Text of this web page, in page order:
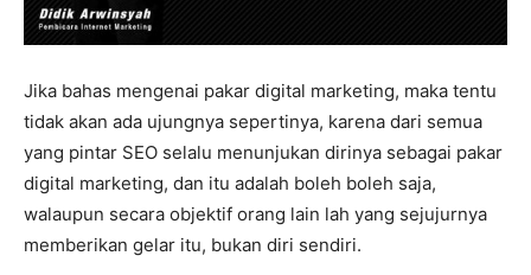
Jika bahas mengenai pakar digital marketing, maka tentu
tidak akan ada ujungnya sepertinya, karena dari semua
yang pintar SEO selalu menunjukan dirinya sebagai pakar
digital marketing, dan itu adalah boleh boleh saja,
walaupun secara objektif orang lain lah yang sejujurnya
memberikan gelar itu, bukan diri sendiri.